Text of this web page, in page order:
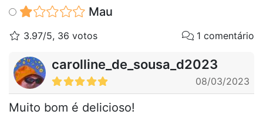
Mau
3.97/5, 36 votos 1 comentário
carolline_de_sousa_d2023
08/03/2023
Muito bom é delicioso!